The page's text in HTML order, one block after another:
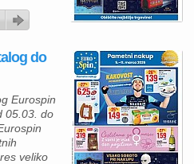
veliko
ugodnih
in
z
nakupi
obroke
[…]
do
Eurospin
05.03. do
veliko